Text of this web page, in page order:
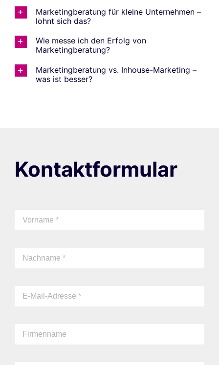
Marketingberatung für kleine Unternehmen –
lohnt sich das?
Wie messe ich den Erfolg von
Marketingberatung?
Marketingberatung vs. Inhouse-Marketing –
was ist besser?
Kontaktformular